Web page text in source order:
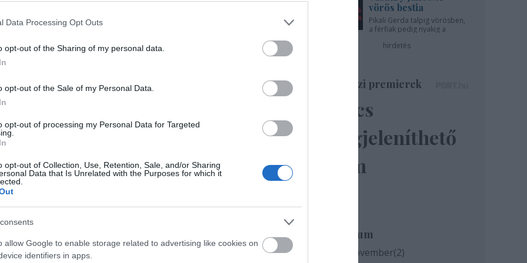
Data Processing Opt Outs
opt-out of the Sharing of my personal data.
opt-out of the Sale of my Personal Data.
opt-out of processing my Personal Data for Targeted
opt-out of Collection, Use, Retention, Sale, and/or Sharing
Data that Is Unrelated with the Purposes for which it
allow Google to enable storage related to advertising like cookies on
identifiers in apps.
a házigazda
segítőként. A zsűritMáté Gábor, Mácsai Pál
Valló
a helyszínen is megtekinthetik az érdeklődők.
vörös bestia
Pikali Gerda talpig vörösben,
a férfiak pedig nyakig a
hirdetés
Színházi premierek
Nincs
megjeleníthető
elem
Archívum
2020 november(2)